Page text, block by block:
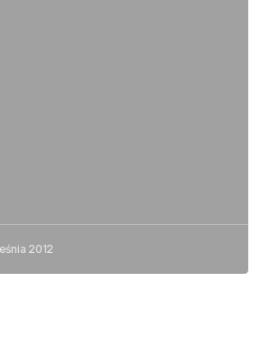
2012